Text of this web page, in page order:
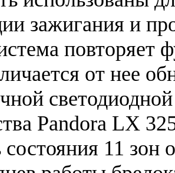
зажигания и
повторяет
от нее
Pandora LX
11 зон